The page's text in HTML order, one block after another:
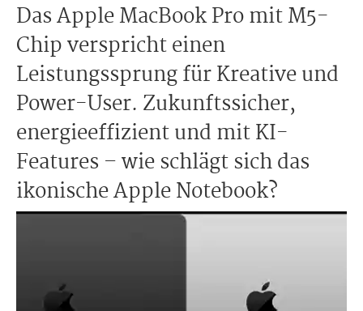
Das Apple MacBook Pro mit M5-
Chip verspricht einen
Leistungssprung für Kreative und
Power-User. Zukunftssicher,
energieeffizient und mit KI-
Features – wie schlägt sich das
ikonische Apple Notebook?